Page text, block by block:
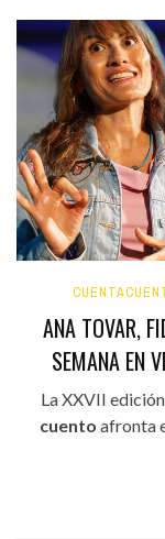
ANA TOVAR,
SEMANA EN
La XXVII
cuento afronta